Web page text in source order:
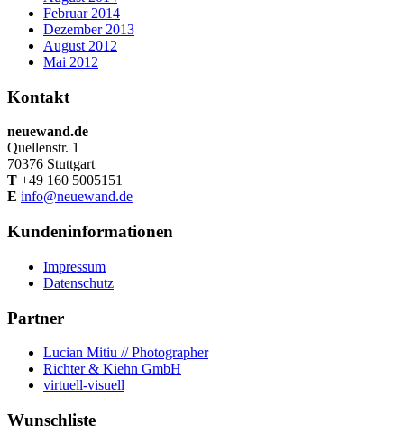
Februar 2014
Dezember 2013
August 2012
Mai 2012
Kontakt
neuewand.de
Quellenstr. 1
70376 Stuttgart
T +49 160 5005151
E info@neuewand.de
Kundeninformationen
Impressum
Datenschutz
Partner
Lucian Mitiu // Photographer
Richter & Kiehn GmbH
virtuell-visuell
Wunschliste